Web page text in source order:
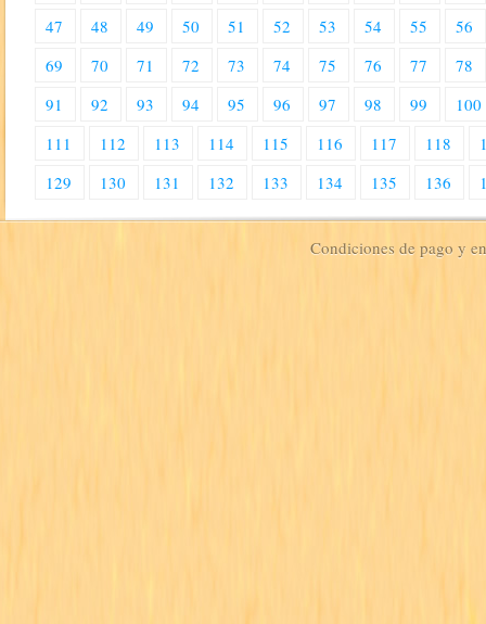
47
48 49 50 51 52 53 54 55
56
69
70 71 72 73 74 75 76 77
78
91
92 93 94 95 96 97 98 99
100
111
112 113 114 115 116 117 118
129
130 131 132 133 134 135 136
Condiciones de pago y